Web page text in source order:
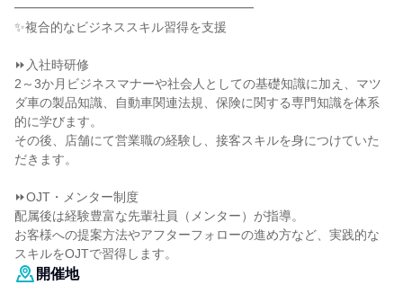
━━━━━━━━━━━━━━━━━━━
✨複合的なビジネススキル習得を支援
⏩入社時研修
2～3か月ビジネスマナーや社会人としての基礎知識に加え、マツ
ダ車の製品知識、自動車関連法規、保険に関する専門知識を体系
的に学びます。
その後、店舗にて営業職の経験し、接客スキルを身につけていた
だきます。
⏩OJT・メンター制度
配属後は経験豊富な先輩社員（メンター）が指導。
お客様への提案方法やアフターフォローの進め方など、実践的な
スキルをOJTで習得します。
開催地